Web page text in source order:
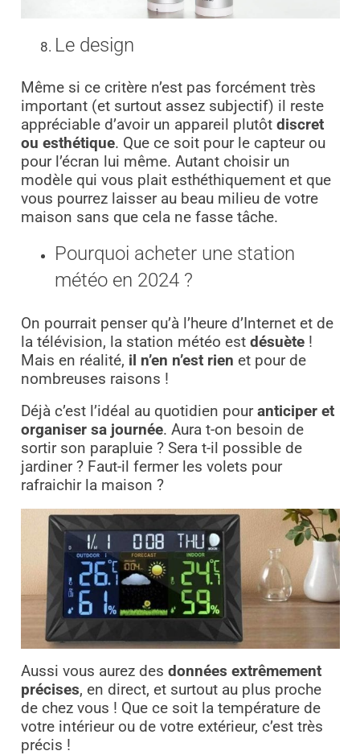
Le design
Même si ce critère n’est pas forcément très
important (et surtout assez subjectif) il reste
appréciable d’avoir un appareil plutôt discret
ou esthétique. Que ce soit pour le capteur ou
pour l’écran lui même. Autant choisir un
modèle qui vous plait esthéthiquement et que
vous pourrez laisser au beau milieu de votre
maison sans que cela ne fasse tâche.
Pourquoi acheter une station
météo en 2024 ?
On pourrait penser qu’à l’heure d’Internet et de
la télévision, la station météo est désuète!
Mais en réalité, il n’en n’est rien et pour de
nombreuses raisons !
Déjà c’est l’idéal au quotidien pouranticiper et
organiser sa journée. Aura t-on besoin de
sortir son parapluie ? Sera t-il possible de
jardiner ? Faut-il fermer les volets pour
rafraichir la maison ?
Aussi vous aurez des données extrêmement
précises, en direct, et surtout au plus proche
de chez vous ! Que ce soit la température de
votre intérieur ou de votre extérieur, c’est très
précis !